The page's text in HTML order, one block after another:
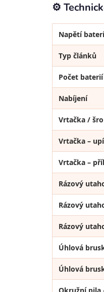
⚙️
Napětí
Typ článků
Počet
Nabíjení
Vrtačka /
Vrtačka –
Vrtačka –
Rázový
Rázový
Rázový
Úhlová
Úhlová